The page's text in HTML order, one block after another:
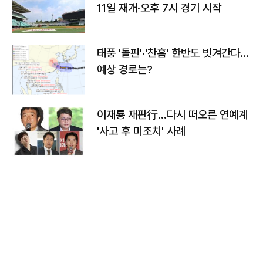
11일 재개·오후 7시 경기 시작
태풍 '돌핀'·'찬홈' 한반도 빗겨간다…
예상 경로는?
이재룡 재판行…다시 떠오른 연예계
'사고 후 미조치' 사례